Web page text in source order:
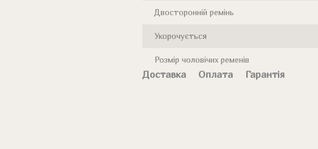
Двосторонній ремінь
Укорочується
Розмір чоловічих ременів
Доставка Оплата Гарантія